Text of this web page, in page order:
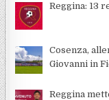
Reggina: 13
Cosenza,
Giovanni in
Reggina